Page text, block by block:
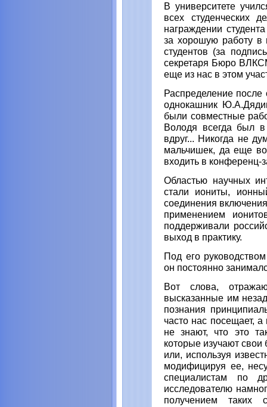
В университете
всех студенческих
награждении
за хорошую работу в
студентов (за
секретаря Бюро
еще из нас в этом
Распределение после
однокашник
были совместные
Володя всегда был
вдруг... Никогда не
мальчишек, да еще
входить в конференц-
Областью научных
стали иониты,
соединения
применением
поддерживали
выход в практику.
Под его
он постоянно
Вот слова,
высказанные им
познания
часто нас посещает,
не знают, что это
которые изучают свои
или, используя
модифицируя ее,
специалистам по
исследователю
получением таких